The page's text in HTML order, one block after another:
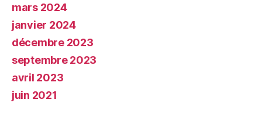
mars 2024
janvier 2024
décembre 2023
septembre 2023
avril 2023
juin 2021